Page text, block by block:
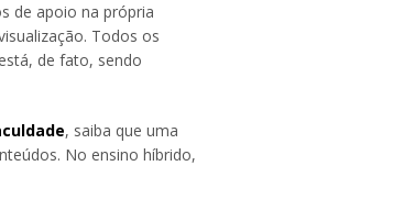
de apoio na própria
Todos os
de fato, sendo
, saiba que uma
No ensino híbrido,